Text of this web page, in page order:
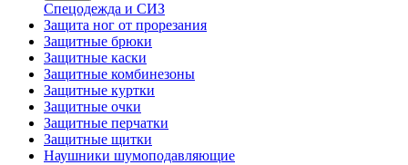
Спецодежда и СИЗ
Защита ног от прорезания
Защитные брюки
Защитные каски
Защитные комбинезоны
Защитные куртки
Защитные очки
Защитные перчатки
Защитные щитки
Наушники шумоподавляющие